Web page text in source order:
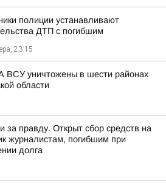
полиции устанавливают
ДТП с погибшим
23:15
ВСУ уничтожены в шести районах
области
за правду. Открыт сбор средств на
журналистам, погибшим при
долга